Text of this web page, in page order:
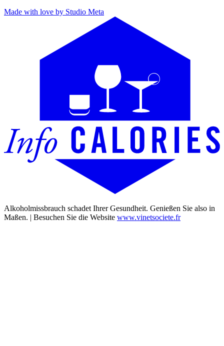
Made with love by Studio Meta
Alkoholmissbrauch schadet Ihrer Gesundheit. Genießen Sie also in
Maßen. | Besuchen Sie die Website www.vinetsociete.fr